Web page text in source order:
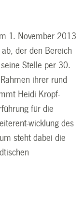
1. November 2013
der den Bereich
Stelle per 30.
ihrer rund
Heidi Kropf-
für die
wicklung des
steht dabei die